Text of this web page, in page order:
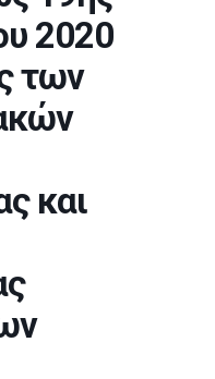
2020
των
και